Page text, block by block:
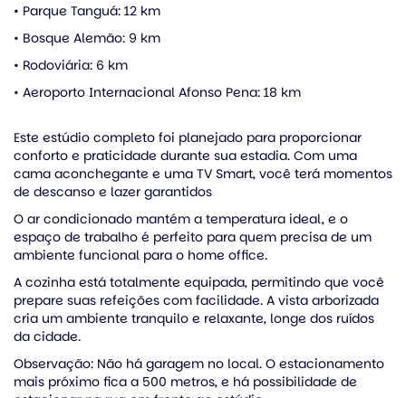
• Parque Tanguá: 12 km
• Bosque Alemão: 9 km
• Rodoviária: 6 km
• Aeroporto Internacional Afonso Pena: 18 km
Este estúdio completo foi planejado para proporcionar
conforto e praticidade durante sua estadia. Com uma
cama aconchegante e uma TV Smart, você terá momentos
de descanso e lazer garantidos
O ar condicionado mantém a temperatura ideal, e o
espaço de trabalho é perfeito para quem precisa de um
ambiente funcional para o home office.
A cozinha está totalmente equipada, permitindo que você
prepare suas refeições com facilidade. A vista arborizada
cria um ambiente tranquilo e relaxante, longe dos ruídos
da cidade.
Observação: Não há garagem no local. O estacionamento
mais próximo fica a 500 metros, e há possibilidade de